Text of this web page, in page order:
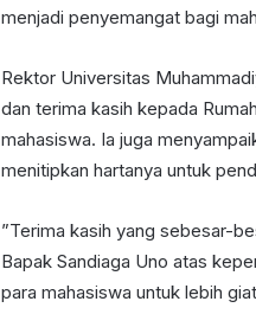
menjadi penyemangat bagi
Rektor Universitas
dan terima kasih kepada
mahasiswa. Ia juga
menitipkan hartanya untuk
”Terima kasih yang sebesar-
Bapak Sandiaga Uno atas
para mahasiswa untuk lebih